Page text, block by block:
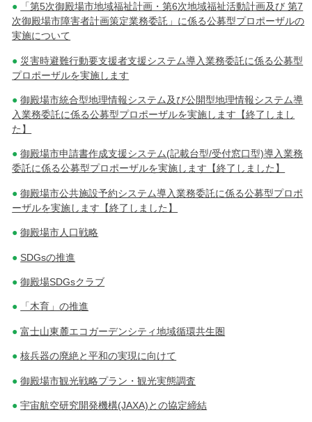
「第5次御殿場市地域福祉計画・第6次地域福祉活動計画及び 第7
次御殿場市障害者計画策定業務委託」に係る公募型プロポーザルの
実施について
災害時避難行動要支援者支援システム導入業務委託に係る公募型
プロポーザルを実施します
御殿場市統合型地理情報システム及び公開型地理情報システム導
入業務委託に係る公募型プロポーザルを実施します【終了しまし
た】
御殿場市申請書作成支援システム(記載台型/受付窓口型)導入業務
委託に係る公募型プロポーザルを実施します【終了しました】
御殿場市公共施設予約システム導入業務委託に係る公募型プロポ
ーザルを実施します【終了しました】
御殿場市人口戦略
SDGsの推進
御殿場SDGsクラブ
「木育」の推進
富士山東麓エコガーデンシティ地域循環共生圏
核兵器の廃絶と平和の実現に向けて
御殿場市観光戦略プラン・観光実態調査
宇宙航空研究開発機構(JAXA)との協定締結